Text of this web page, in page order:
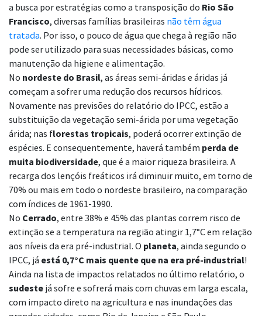
a busca por estratégias como a transposição do Rio São
Francisco, diversas famílias brasileiras não têm água
tratada. Por isso, o pouco de água que chega à região não
pode ser utilizado para suas necessidades básicas, como
manutenção da higiene e alimentação.
No nordeste do Brasil, as áreas semi-áridas e áridas já
começam a sofrer uma redução dos recursos hídricos.
Novamente nas previsões do relatório do IPCC, estão a
substituição da vegetação semi-árida por uma vegetação
árida; nas florestas tropicais, poderá ocorrer extinção de
espécies. E consequentemente, haverá também perda de
muita biodiversidade, que é a maior riqueza brasileira. A
recarga dos lençóis freáticos irá diminuir muito, em torno de
70% ou mais em todo o nordeste brasileiro, na comparação
com índices de 1961-1990.
No Cerrado, entre 38% e 45% das plantas correm risco de
extinção se a temperatura na região atingir 1,7°C em relação
aos níveis da era pré-industrial. O planeta, ainda segundo o
IPCC, já está 0,7°C mais quente que na era pré-industrial!
Ainda na lista de impactos relatados no último relatório, o
sudeste já sofre e sofrerá mais com chuvas em larga escala,
com impacto direto na agricultura e nas inundações das